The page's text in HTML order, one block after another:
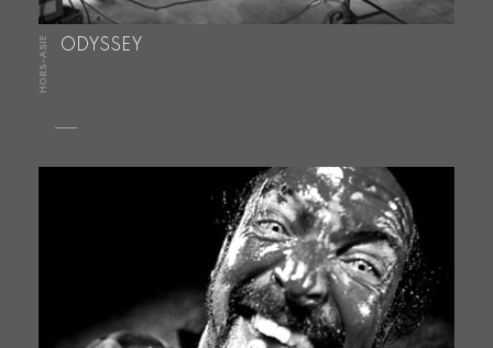
HORS-ASIE ODYSSEY